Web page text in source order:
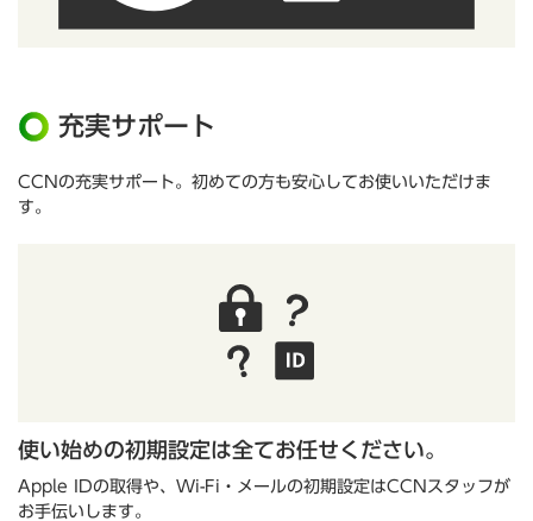
充実サポート
CCNの充実サポート。初めての方も安心してお使いいただけま
す。
使い始めの初期設定は全てお任せください。
Apple IDの取得や、Wi-Fi・メールの初期設定はCCNスタッフが
お手伝いします。